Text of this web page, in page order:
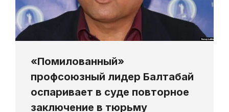
«Помилованный»
профсоюзный лидер Балтабай
оспаривает в суде повторное
заключение в тюрьму